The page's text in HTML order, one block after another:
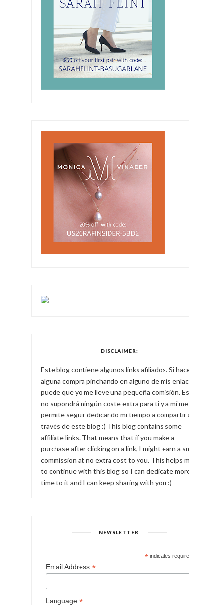
DISCLAIMER:
Este blog contiene algunos links afiliados. Si haces
alguna compra pinchando en alguno de mis enlaces,
puede que yo me lleve una pequeña comisión. Esto
no supondrá ningún coste extra para ti y a mí me
permite seguir dedicando mi tiempo a compartir a
través de este blog :) This blog contains some
affiliate links. That means that if you make a
purchase after clicking on a link, I might earn a small
commission at no extra cost to you. This helps me
to continue with this blog so I can dedicate more
time to it and I can keep sharing with you :)
NEWSLETTER:
*indicates required
Email Address *
Language *